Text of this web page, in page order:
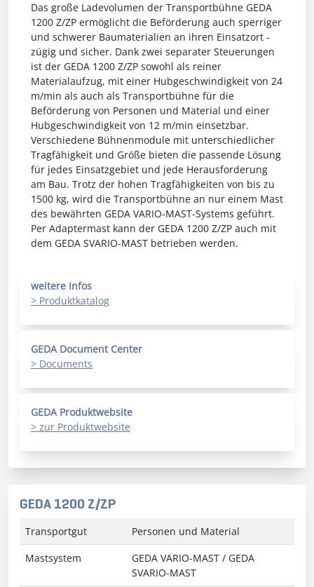
Das große Ladevolumen der Transportbühne GEDA
1200 Z/ZP ermöglicht die Beförderung auch sperriger
und schwerer Baumaterialien an ihren Einsatzort -
zügig und sicher. Dank zwei separater Steuerungen
ist der GEDA 1200 Z/ZP sowohl als reiner
Materialaufzug, mit einer Hubgeschwindigkeit von 24
m/min als auch als Transportbühne für die
Beförderung von Personen und Material und einer
Hubgeschwindigkeit von 12 m/min einsetzbar.
Verschiedene Bühnenmodule mit unterschiedlicher
Tragfähigkeit und Größe bieten die passende Lösung
für jedes Einsatzgebiet und jede Herausforderung
am Bau. Trotz der hohen Tragfähigkeiten von bis zu
1500 kg, wird die Transportbühne an nur einem Mast
des bewährten GEDA VARIO-MAST-Systems geführt.
Per Adaptermast kann der GEDA 1200 Z/ZP auch mit
dem GEDA SVARIO-MAST betrieben werden.
weitere Infos
> Produktkatalog
GEDA Document Center
> Documents
GEDA Produktwebsite
> zur Produktwebsite
GEDA 1200 Z/ZP
Transportgut
Personen und Material
Mastsystem
GEDA VARIO-MAST / GEDA
SVARIO-MAST